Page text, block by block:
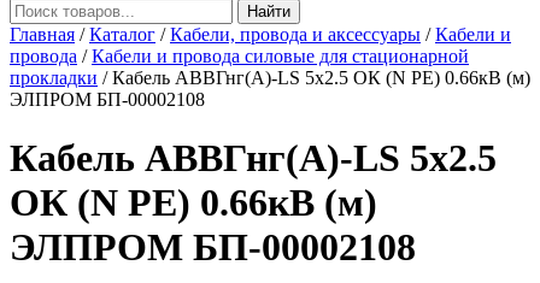
Найти
Главная /Каталог /Кабели, провода и аксессуары /Кабели и
провода /Кабели и провода силовые для стационарной
прокладки / Кабель АВВГнг(А)-LS 5х2.5 ОК (N PE) 0.66кВ (м)
ЭЛПРОМ БП-00002108
Кабель АВВГнг(А)-LS 5х2.5
ОК (N PE) 0.66кВ (м)
ЭЛПРОМ БП-00002108